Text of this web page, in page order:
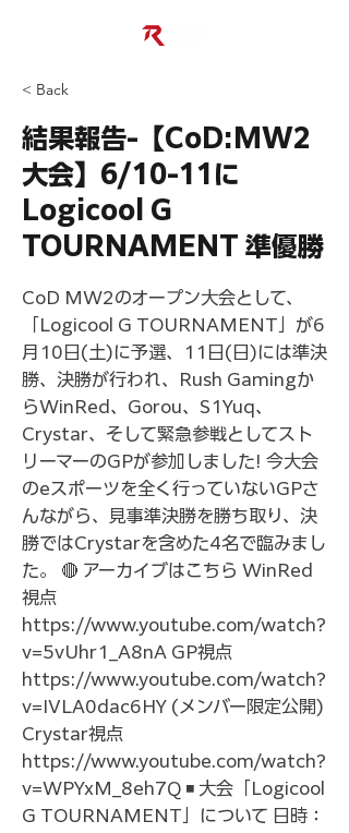
< Back
結果報告-【CoD:MW2
大会】6/10-11に
Logicool G
TOURNAMENT 準優勝
CoD MW2のオープン大会として、
「Logicool G TOURNAMENT」が6
月10日(土)に予選、11日(日)には準決
勝、決勝が行われ、Rush Gamingか
らWinRed、Gorou、S1Yuq、
Crystar、そして緊急参戦としてスト
リーマーのGPが参加しました! 今大会
のeスポーツを全く行っていないGPさ
んながら、見事準決勝を勝ち取り、決
勝ではCrystarを含めた4名で臨みまし
た。 🔴 アーカイブはこちら WinRed
視点
https://www.youtube.com/watch?
v=5vUhr1_A8nA GP視点
https://www.youtube.com/watch?
v=IVLA0dac6HY (メンバー限定公開)
Crystar視点
https://www.youtube.com/watch?
v=WPYxM_8eh7Q ◾️ 大会「Logicool
G TOURNAMENT」について 日時：